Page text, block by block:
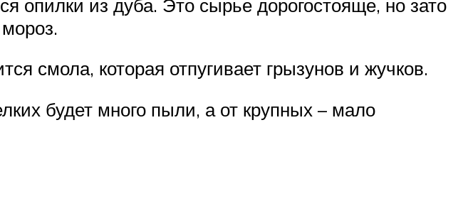
опилки из дуба. Это сырье дорогостояще, но зато
смола, которая отпугивает грызунов и жучков.
будет много пыли, а от крупных – мало